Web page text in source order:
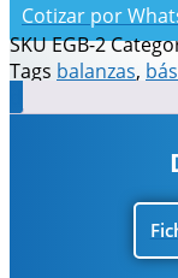
Cotizar por
SKUEGB-2
Tags balanzas,